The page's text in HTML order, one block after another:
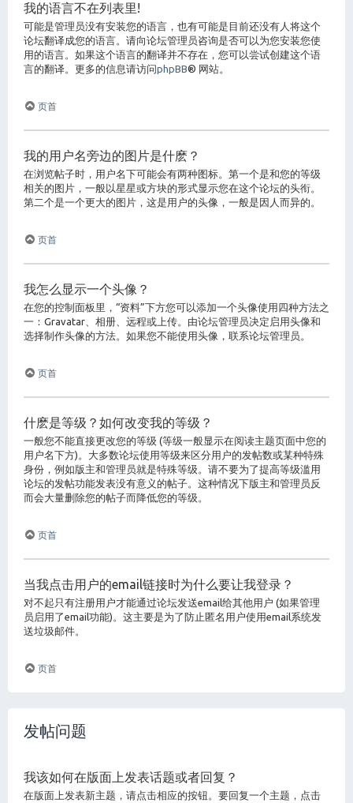
我的语言不在列表里!
可能是管理员没有安装您的语言，也有可能是目前还没有人将这个
论坛翻译成您的语言。请向论坛管理员咨询是否可以为您安装您使
用的语言。如果这个语言的翻译并不存在，您可以尝试创建这个语
言的翻译。更多的信息请访问phpBB® 网站。
页首
我的用户名旁边的图片是什麽？
在浏览帖子时，用户名下可能会有两种图标。第一个是和您的等级
相关的图片，一般以星星或方块的形式显示您在这个论坛的头衔。
第二个是一个更大的图片，这是用户的头像，一般是因人而异的。
页首
我怎么显示一个头像？
在您的控制面板里，“资料”下方您可以添加一个头像使用四种方法之
一：Gravatar、相册、远程或上传。由论坛管理员决定启用头像和
选择制作头像的方法。如果您不能使用头像，联系论坛管理员。
页首
什麽是等级？如何改变我的等级？
一般您不能直接更改您的等级 (等级一般显示在阅读主题页面中您的
用户名下方)。大多数论坛使用等级来区分用户的发帖数或某种特殊
身份，例如版主和管理员就是特殊等级。请不要为了提高等级滥用
论坛的发帖功能发表没有意义的帖子。这种情况下版主和管理员反
而会大量删除您的帖子而降低您的等级。
页首
当我点击用户的email链接时为什么要让我登录？
对不起只有注册用户才能通过论坛发送email给其他用户 (如果管理
员启用了email功能)。这主要是为了防止匿名用户使用email系统发
送垃圾邮件。
页首
发帖问题
我该如何在版面上发表话题或者回复？
在版面上发表新主题，请点击相应的按钮。要回复一个主题，点击